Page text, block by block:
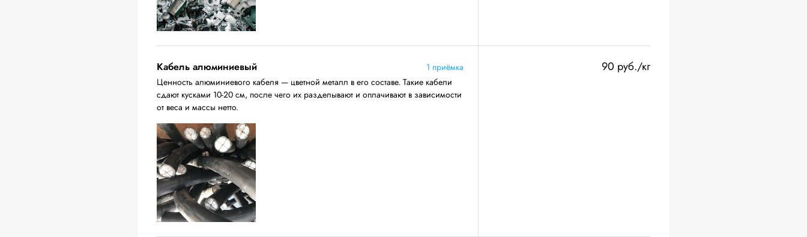
Кабель алюминиевый
1 приёмка
Ценность алюминиевого кабеля — цветной металл в его составе. Такие кабели
сдают кусками 10-20 см, после чего их разделывают и оплачивают в зависимости
от веса и массы нетто.
90 руб./кг